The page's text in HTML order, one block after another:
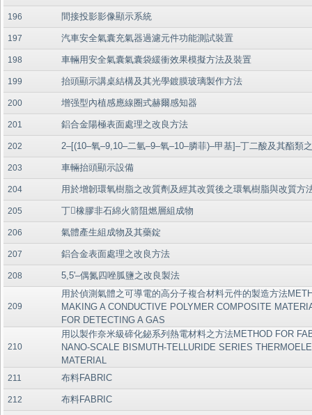
196 間接投影影像顯示系統
197 汽車安全氣囊充氣器過濾元件功能測試裝置
198 車輛用安全氣囊氣囊袋緩衝效果模擬方法及裝置
199 抬頭顯示講桌結構及其光學鍍膜玻璃製作方法
200 增强型內植感應線圈式赫爾感知器
201 鋁合金陽極表面處理之改良方法
202 2–[(10–氧–9,10–二氫–9–氧–10–膦菲)–甲基]–丁二酸及其酯類
203 車輛抬頭顯示設備
204 用於增韌環氧樹脂之改質劑及經其改質後之環氧樹脂與改質方
205 丁橡膠非石綿火箭阻燃層組成物
206 氣體產生組成物及其藥錠
207 鋁合金表面處理之改良方法
208 5,5'–偶氮四唑胍鹽之改良製法
209
用於偵測氣體之可導電的高分子複合材料元件的製造方法
MAKING A CONDUCTIVE POLYMER COMPOSITE
FOR DETECTING A GAS
210
用以製作奈米級碲化鉍系列熱電材料之方法METHOD FOR
NANO-SCALE BISMUTH-TELLURIDE SERIES
MATERIAL
211 布料FABRIC
212 布料FABRIC